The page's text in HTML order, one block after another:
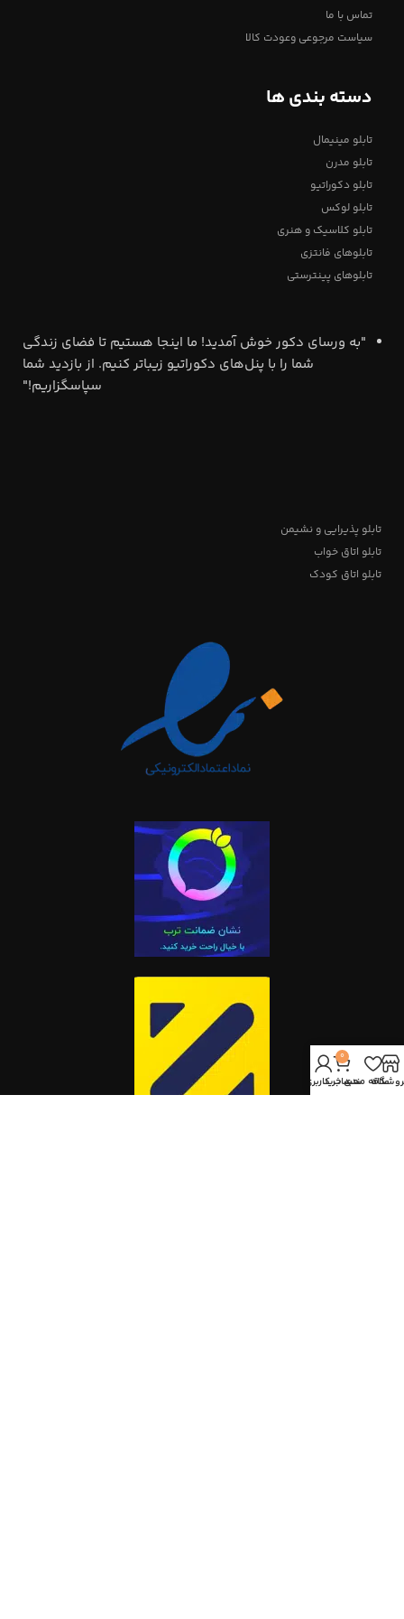
تماس با ما
سیاست مرجوعی وعودت کالا
دسته بندی ها
تابلو مینیمال
تابلو مدرن
تابلو دکوراتیو
تابلو لوکس
تابلو کلاسیک و هنری
تابلوهای فانتزی
تابلوهای پینترستی
"به ورسای دکور خوش آمدید! ما اینجا هستیم تا فضای زندگی
شما را با پنل‌های دکوراتیو زیباتر کنیم. از بازدید شما
سپاسگزاریم!"
تابلو پذیرایی و نشیمن
تابلو اتاق خواب
تابلو اتاق کودک
علاقه مندی
0
سبد خرید
حساب کاربری من